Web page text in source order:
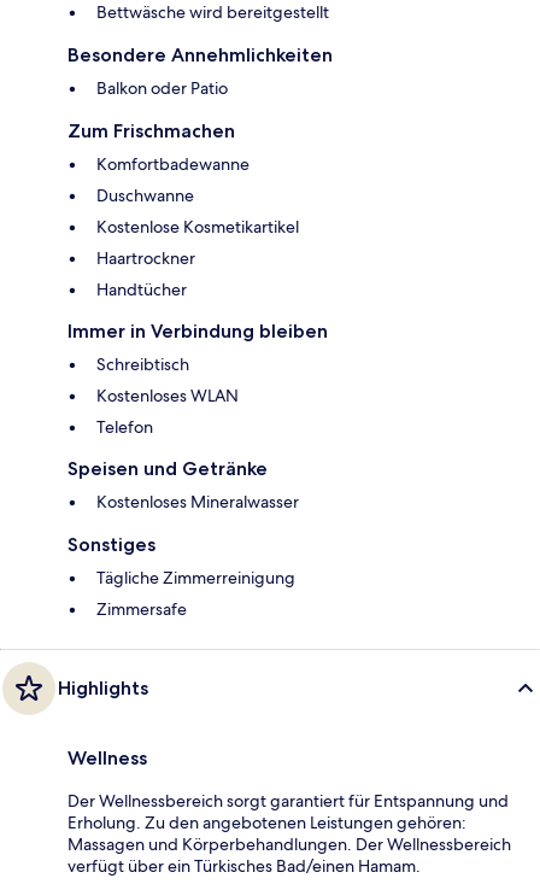
Bettwäsche wird bereitgestellt
Besondere Annehmlichkeiten
Balkon oder Patio
Zum Frischmachen
Komfortbadewanne
Duschwanne
Kostenlose Kosmetikartikel
Haartrockner
Handtücher
Immer in Verbindung bleiben
Schreibtisch
Kostenloses WLAN
Telefon
Speisen und Getränke
Kostenloses Mineralwasser
Sonstiges
Tägliche Zimmerreinigung
Zimmersafe
Highlights
Wellness
Der Wellnessbereich sorgt garantiert für Entspannung und
Erholung. Zu den angebotenen Leistungen gehören:
Massagen und Körperbehandlungen. Der Wellnessbereich
verfügt über ein Türkisches Bad/einen Hamam.